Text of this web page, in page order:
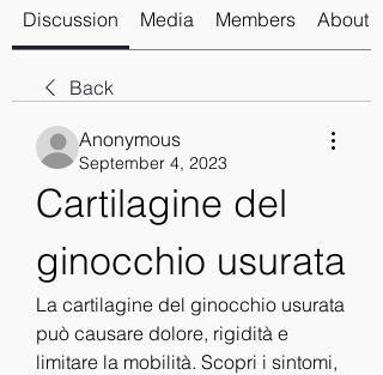
Discussion Media Members About
Back
Anonymous
September 4, 2023
Cartilagine del
ginocchio usurata
La cartilagine del ginocchio usurata
può causare dolore, rigidità e
limitare la mobilità. Scopri i sintomi,